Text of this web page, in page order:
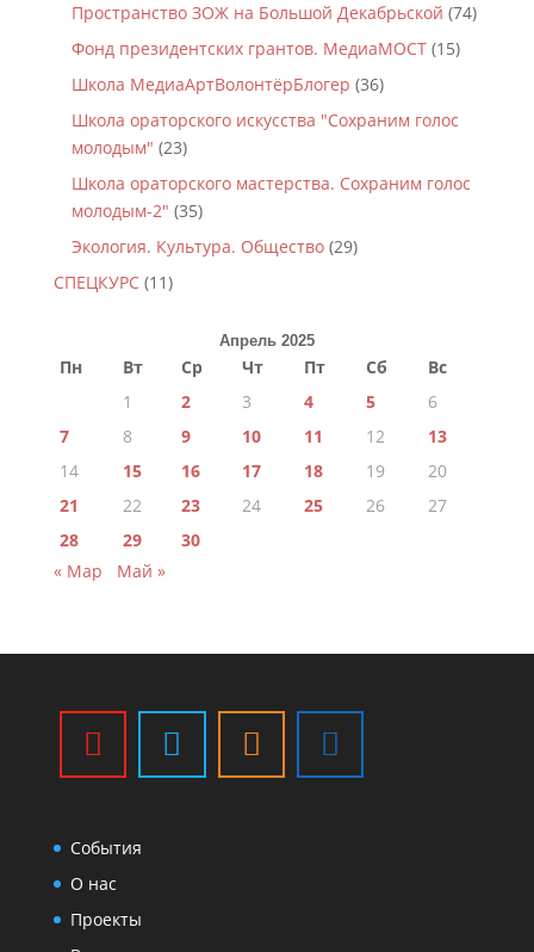
Пространство ЗОЖ на Большой Декабрьской (74)
Фонд президентских грантов. МедиаМОСТ(15)
Школа МедиаАртВолонтёрБлогер (36)
Школа ораторского искусства "Сохраним голос
молодым" (23)
Школа ораторского мастерства. Сохраним голос
молодым-2" (35)
Экология. Культура. Общество(29)
СПЕЦКУРС(11)
Апрель 2025
Пн Вт Ср Чт Пт Сб
Вс
1
2 3 4 5
6
7
8 9 10 11 12
13
14
15 16 17 18 19
20
21
22 23 24 25 26
27
28
29
30
« Мар
Май »
События
О нас
Проекты